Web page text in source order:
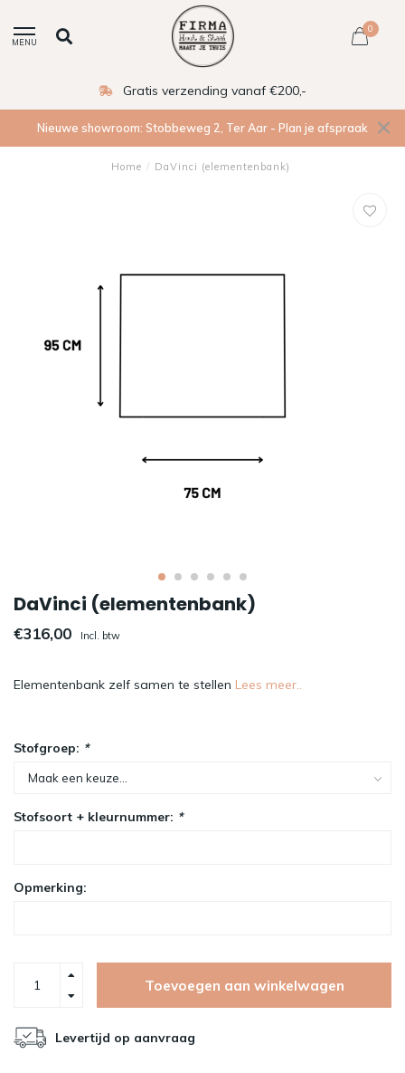
MENU
0
Gratis verzending vanaf €200,-
Nieuwe showroom: Stobbeweg 2, Ter Aar - Plan je afspraak
Home / DaVinci (elementenbank)
DaVinci (elementenbank)
€316,00 Incl. btw
Elementenbank zelf samen te stellen Lees meer..
Stofgroep: *
Stofsoort + kleurnummer: *
Opmerking:
Toevoegen aan winkelwagen
Levertijd op aanvraag